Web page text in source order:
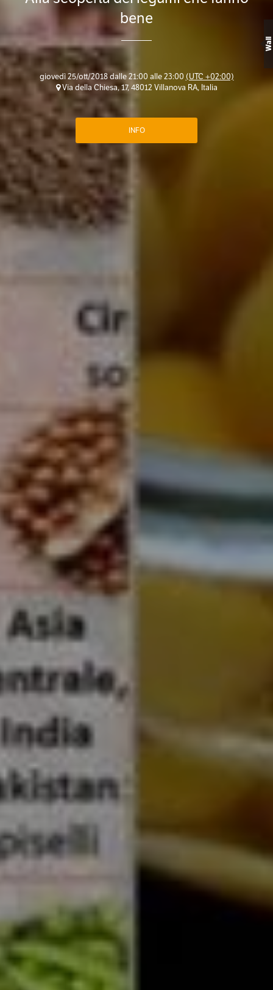
bene
giovedì 25/ott/2018 dalle 21:00 alle 23:00 (UTC +02:00)
Via della Chiesa, 17, 48012 Villanova RA, Italia
INFO
Wall